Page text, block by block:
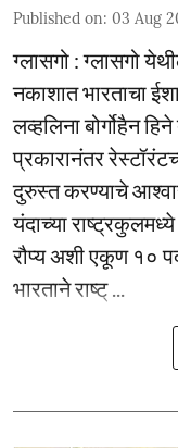
Published on: 03 Aug
ग्लासगो : ग्लासगो
नकाशात भारताचा
लव्हलिना बोर्गोहैन
प्रकारानंतर
दुरुस्त करण्याचे
यंदाच्या
रौप्य अशी एकूण १०
भारताने राष्ट् ...